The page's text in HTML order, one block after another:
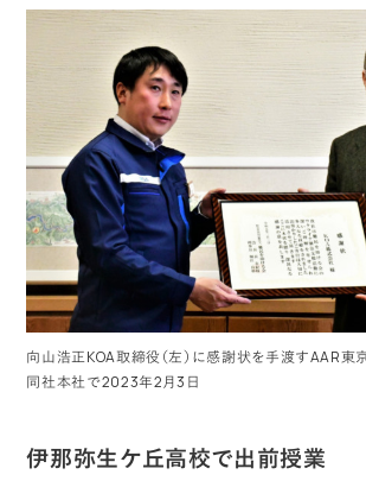
向山浩正KOA取締役（左）に感謝状を手渡すAAR東
同社本社で2023年2月3日
伊那弥生ケ丘高校で出前授業